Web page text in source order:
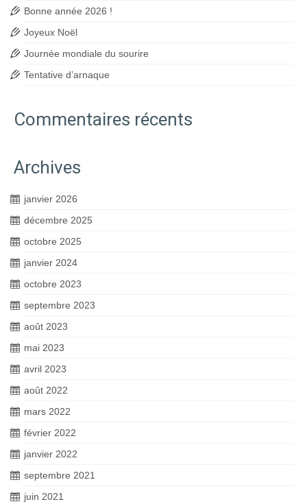
Bonne année 2026 !
Joyeux Noël
Journée mondiale du sourire
Tentative d’arnaque
Commentaires récents
Archives
janvier 2026
décembre 2025
octobre 2025
janvier 2024
octobre 2023
septembre 2023
août 2023
mai 2023
avril 2023
août 2022
mars 2022
février 2022
janvier 2022
septembre 2021
juin 2021